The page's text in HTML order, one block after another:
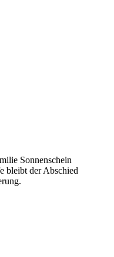
Sonnenschein
bleibt der Abschied